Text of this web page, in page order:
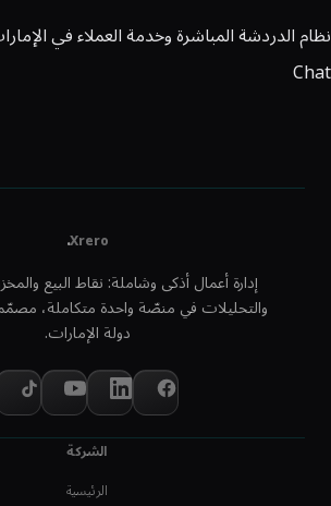
Chat
Xrero
.
إدارة أعمال أذكى وشاملة: نقاط البيع
والتحليلات في منصّة واحدة متكاملة،
دولة الإمارات.
الشركة
الرئيسية